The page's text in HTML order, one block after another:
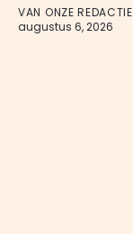
VAN ONZE REDACTIE
augustus 6, 2026